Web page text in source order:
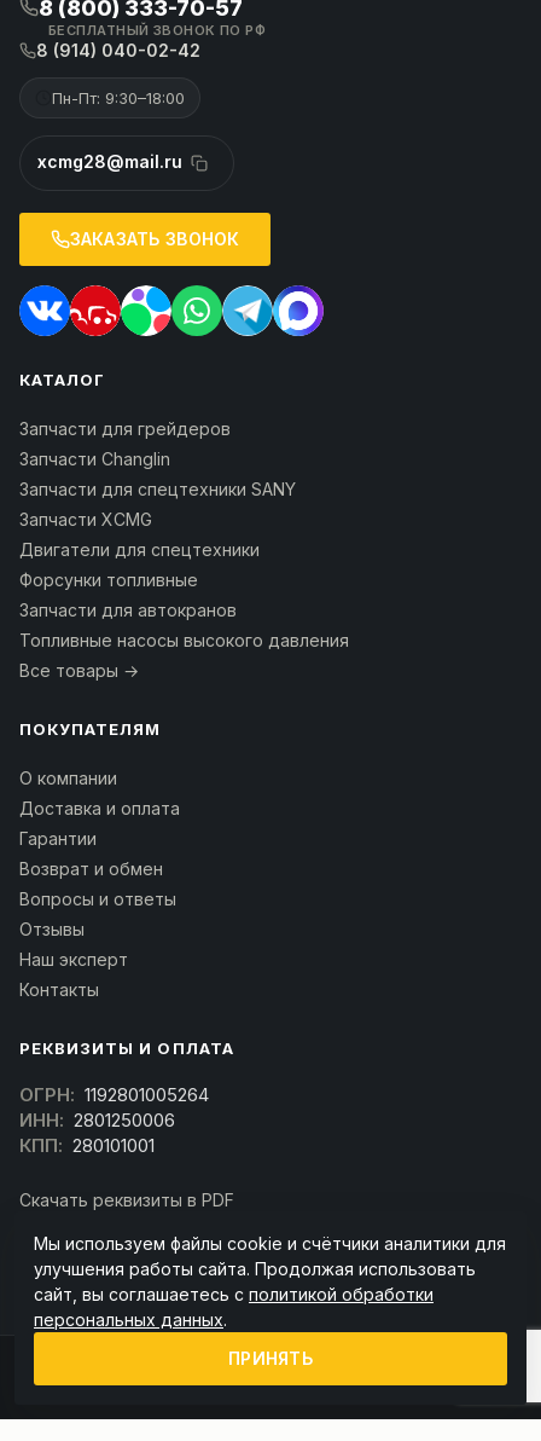
8 (800) 333-70-57
БЕСПЛАТНЫЙ ЗВОНОК ПО РФ
8 (914) 040-02-42
Пн-Пт: 9:30–18:00
xcmg28@mail.ru
ЗАКАЗАТЬ ЗВОНОК
КАТАЛОГ
Запчасти для грейдеров
Запчасти Changlin
Запчасти для спецтехники SANY
Запчасти XCMG
Двигатели для спецтехники
Форсунки топливные
Запчасти для автокранов
Топливные насосы высокого давления
Все товары →
ПОКУПАТЕЛЯМ
О компании
Доставка и оплата
Гарантии
Возврат и обмен
Вопросы и ответы
Отзывы
Наш эксперт
Контакты
РЕКВИЗИТЫ И ОПЛАТА
ОГРН: 1192801005264
ИНН: 2801250006
КПП: 280101001
Скачать реквизиты в PDF
(Скачать договор)
Мы используем файлы cookie и счётчики аналитики для
улучшения работы сайта. Продолжая использовать
сайт, вы соглашаетесь с политикой обработки
персональных данных.
ПРИНЯТЬ